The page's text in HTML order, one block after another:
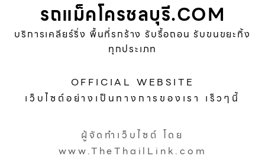
รถแม็คโครชลบุรี.COM
บริการเคลียร์ริ่ง พื้นที่รกร้าง รับรื้อถอน รับขนขยะทิ้ง
ทุกประเภท
OFFICIAL WEBSITE
เว็บไซต์อย่างเป็นทางการของเรา เร็วๆนี้
ผู้จัดทำเว็บไซต์ โดย
www.TheThailLink.com